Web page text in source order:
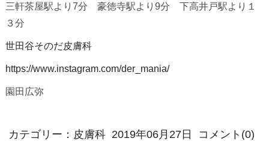
三軒茶屋駅より7分 豪徳寺駅より9分 下高井戸駅より１
３分
世田谷そのだ皮膚科
https://www.instagram.com/der_mania/
園田広弥
カテゴリー： 皮膚科 2019年06月27日 コメント(0)